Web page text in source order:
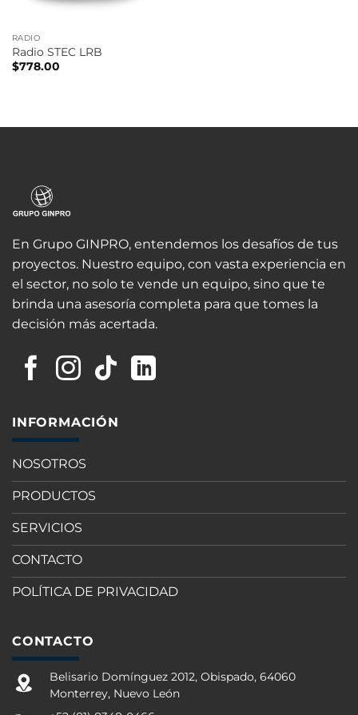
RADIO
Radio STEC LRB
$778.00
En Grupo GINPRO, entendemos los desafíos de tus
proyectos. Nuestro equipo, con vasta experiencia en
el sector, no solo te vende un equipo, sino que te
brinda una asesoría completa para que tomes la
decisión más acertada.
INFORMACIÓN
NOSOTROS
PRODUCTOS
SERVICIOS
CONTACTO
POLÍTICA DE PRIVACIDAD
CONTACTO
Belisario Domínguez 2012, Obispado, 64060
Monterrey, Nuevo León